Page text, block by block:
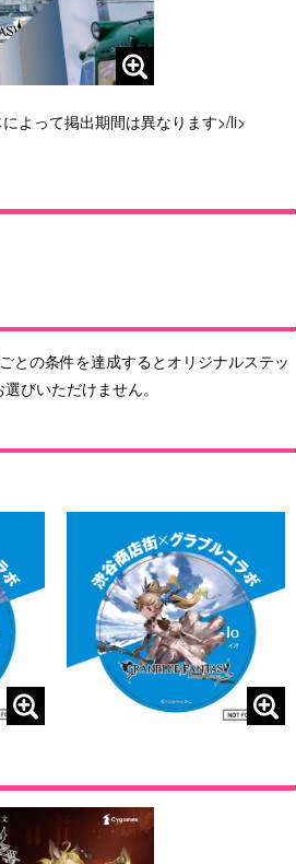
よって掲出期間は異なります>/li>
との条件を達成するとオリジナルステッ
びいただけません。